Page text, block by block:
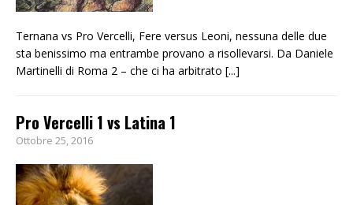
Ternana vs Pro Vercelli, Fere versus Leoni, nessuna delle due
sta benissimo ma entrambe provano a risollevarsi. Da Daniele
Martinelli di Roma 2 – che ci ha arbitrato [...]
Pro Vercelli 1 vs Latina 1
Ottobre 25, 2016